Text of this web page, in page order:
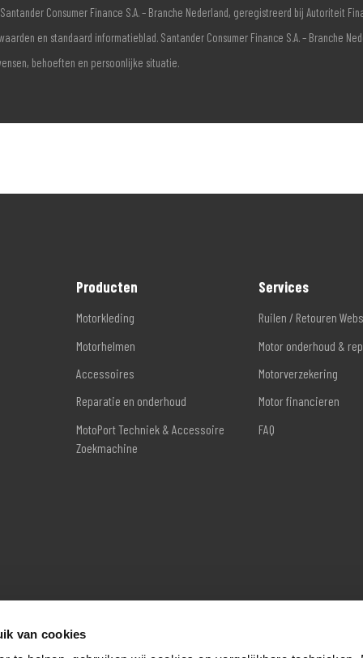
van cookies
Consumer Finance S.A. – Branche Nederland, geregistreerd bij Autoriteit
en standaard informatieblad. Santander Consumer Finance S.A. – Branche
behoeften en persoonlijke situatie.
Producten
Motorkleding
Motorhelmen
Accessoires
Reparatie en onderhoud
MotoPort Techniek & Accessoire
Zoekmachine
Services
Ruilen / Retouren
Motor onderhoud &
Motorverzekering
Motor financieren
FAQ